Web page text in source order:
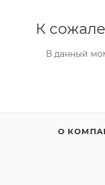
К
В данный
О